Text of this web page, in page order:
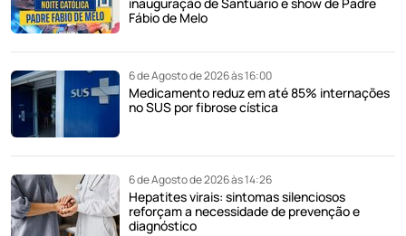
Fábio de Melo
6 de Agosto de 2026 às 16:00
Medicamento reduz em até 85% internações
no SUS por fibrose cística
6 de Agosto de 2026 às 14:26
Hepatites virais: sintomas silenciosos
reforçam a necessidade de prevenção e
diagnóstico